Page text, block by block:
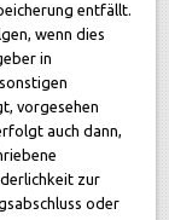
entfällt.
wenn dies
in
vorgesehen
auch dann,
zur
oder